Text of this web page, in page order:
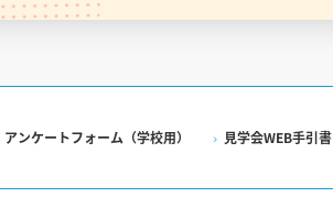
アンケートフォーム（学校用） 見学会WEB手引書